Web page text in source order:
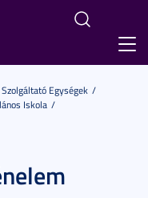
Egységek
Iskola